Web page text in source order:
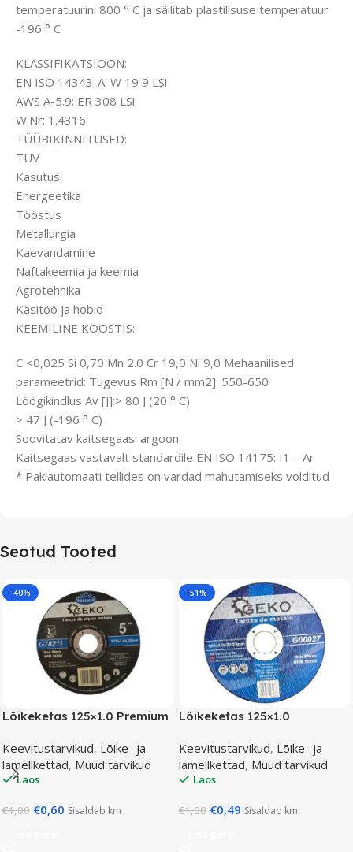
temperatuurini 800 ° C ja säilitab plastilisuse temperatuur
-196 ° C
KLASSIFIKATSIOON:
EN ISO 14343-A: W 19 9 LSi
AWS A-5.9: ER 308 LSi
W.Nr: 1.4316
TÜÜBIKINNITUSED:
TUV
Kasutus:
Energeetika
Tööstus
Metallurgia
Kaevandamine
Naftakeemia ja keemia
Agrotehnika
Käsitöö ja hobid
KEEMILINE KOOSTIS:
C <0,025 Si 0,70 Mn 2.0 Cr 19,0 Ni 9,0 Mehaanilised
parameetrid: Tugevus Rm [N / mm2]: 550-650
Löögikindlus Av [J]:> 80 J (20 ° C)
> 47 J (-196 ° C)
Soovitatav kaitsegaas: argoon
Kaitsegaas vastavalt standardile EN ISO 14175: I1 – Ar
* Pakiautomaati tellides on vardad mahutamiseks volditud
Seotud Tooted
-40%
Lõikeketas 125×1.0 Premium
Keevitustarvikud, Lõike- ja
lamellkettad, Muud tarvikud
Laos
€1,00 €0,60 Sisaldab km
-51%
Lõikeketas 125×1.0
Keevitustarvikud, Lõike- ja
lamellkettad, Muud tarvikud
Laos
€1,00 €0,49 Sisaldab km